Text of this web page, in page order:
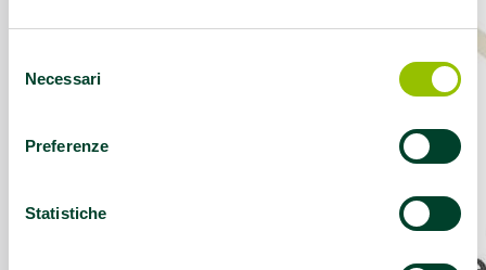
delNecessari
Preferenze
Statistiche